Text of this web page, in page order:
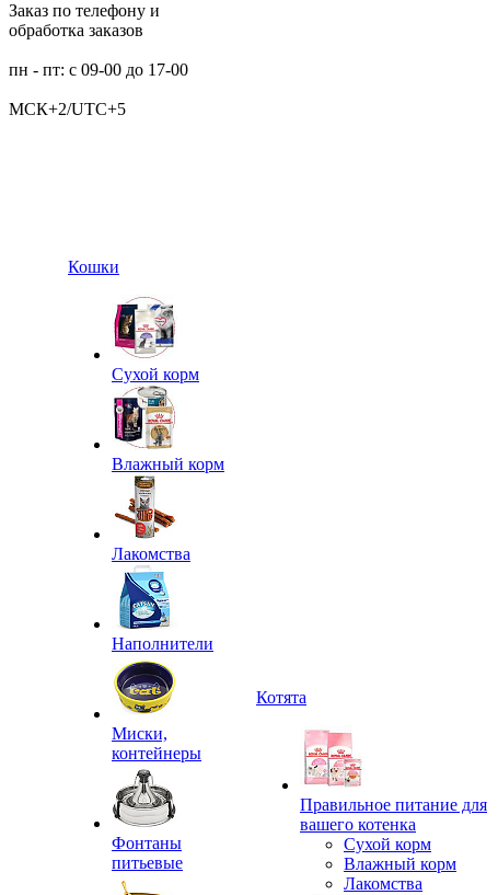
Заказ по телефону и
обработка заказов
пн - пт: с 09-00 до 17-00
МСК+2/UTC+5
Кошки
Сухой корм
Влажный корм
Лакомства
Наполнители
Миски,
контейнеры
Фонтаны
питьевые
Котята
Правильное питание для
вашего котенка
Сухой корм
Влажный корм
Лакомства